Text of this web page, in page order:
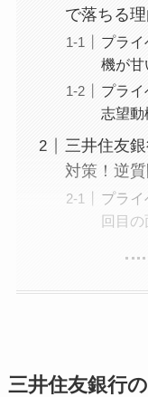
で落ちる
プラ
機が甘
プラ
志望動
三井住友
対策！逆
プラ
回目
三井住友銀行